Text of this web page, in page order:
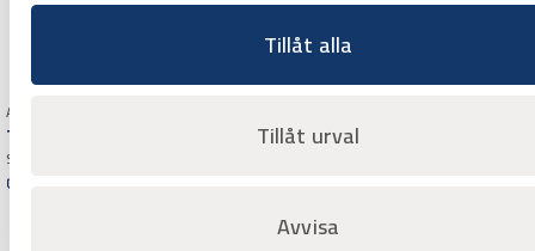
Tillåt alla
Tillåt urval
Avvisa
Art.nr 3816355
Textilhandske Tegera 8127
Säljs styckvis (12st/förpackning)